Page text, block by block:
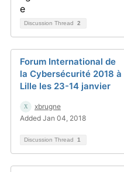
Discussion Thread 2
Forum International de
la Cybersécurité 2018 à
Lille les 23-14 janvier
xbrugne
Added Jan 04, 2018
Discussion Thread 1